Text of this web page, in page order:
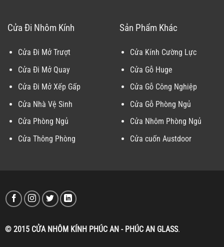
Cửa Đi Nhôm Kính
Cửa Đi Mở Trượt
Cửa Đi Mở Quay
Cửa Đi Mở Xếp Gấp
Cửa Nhà Vệ Sinh
Cửa Phòng Ngủ
Cửa Thông Phòng
Sản Phẩm Khác
Cửa Kính Cường Lực
Cửa Gỗ Huge
Cửa Gỗ Công Nghiệp
Cửa Gỗ Phòng Ngủ
Cửa Nhôm Phòng Ngủ
Cửa cuốn Austdoor
© 2015 CỬA NHÔM KÍNH PHÚC AN - PHÚC AN GLASS.